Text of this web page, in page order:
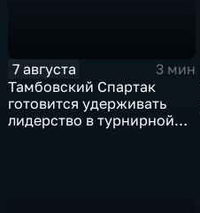
7 августа
3 мин
Тамбовский Спартак
готовится удерживать
лидерство в турнирной